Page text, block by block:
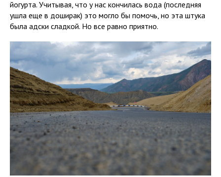
йогурта. Учитывая, что у нас кончилась вода (последняя
ушла еще в доширак) это могло бы помочь, но эта штука
была адски сладкой. Но все равно приятно.